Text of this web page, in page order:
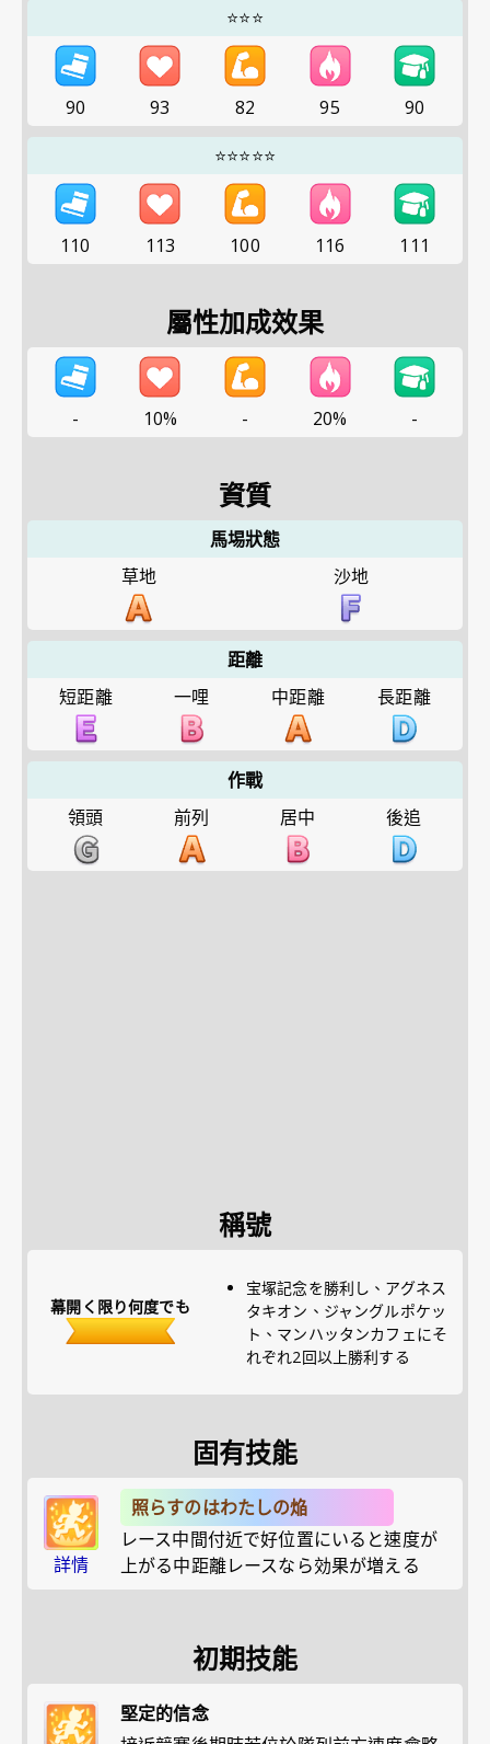
⭐⭐⭐
90 93 82 95
90
⭐⭐⭐⭐⭐
110 113 100 116 111
屬性加成效果
- 10% - 20% -
資質
馬埸狀態
草地
沙地
距離
短距離
一哩 中距離 長距離
作戰
領頭
前列 居中 後追
稱號
幕開く限り何度でも
宝塚記念を勝利し、アグネス
タキオン、ジャングルポケッ
ト、マンハッタンカフェにそ
れぞれ2回以上勝利する
固有技能
詳情
照らすのはわたしの焔
レース中間付近で好位置にいると速度が
上がる中距離レースなら効果が増える
初期技能
堅定的信念